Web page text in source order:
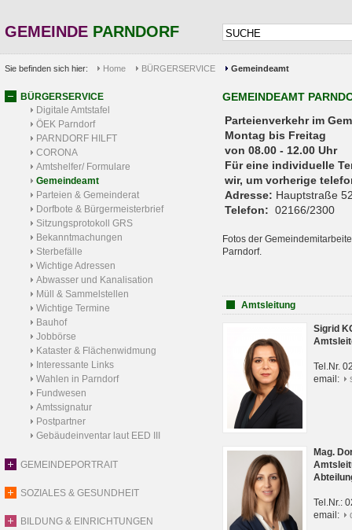
GEMEINDE PARNDORF
Sie befinden sich hier: Home BÜRGERSERVICE Gemeindeamt
BÜRGERSERVICE
Digitale Amtstafel
ÖEK Parndorf
PARNDORF HILFT
CORONA
Amtshelfer/ Formulare
Gemeindeamt
Parteien & Gemeinderat
Dorfbote & Bürgermeisterbrief
Sitzungsprotokoll GRS
Bekanntmachungen
Sterbefälle
Wichtige Adressen
Abwasser und Kanalisation
Müll & Sammelstellen
Wichtige Termine
Bauhof
Jobbörse
Kataster & Flächenwidmung
Interessante Links
Wahlen in Parndorf
Fundwesen
Amtssignatur
Postpartner
Gebäudeinventar laut EED III
GEMEINDEPORTRAIT
SOZIALES & GESUNDHEIT
BILDUNG & EINRICHTUNGEN
GEMEINDEAMT
Parteienverkehr
Montag bis Freitag
von 08.00 - 12.00 Uhr
Für eine individuelle
wir, um vorherige
Adresse: Hauptstraße
Telefon: 02166/2300
Fotos der
Parndorf.
Amtsleitung
Sigrid
Tel.Nr.
email:
Mag.
Tel.Nr.:
email: